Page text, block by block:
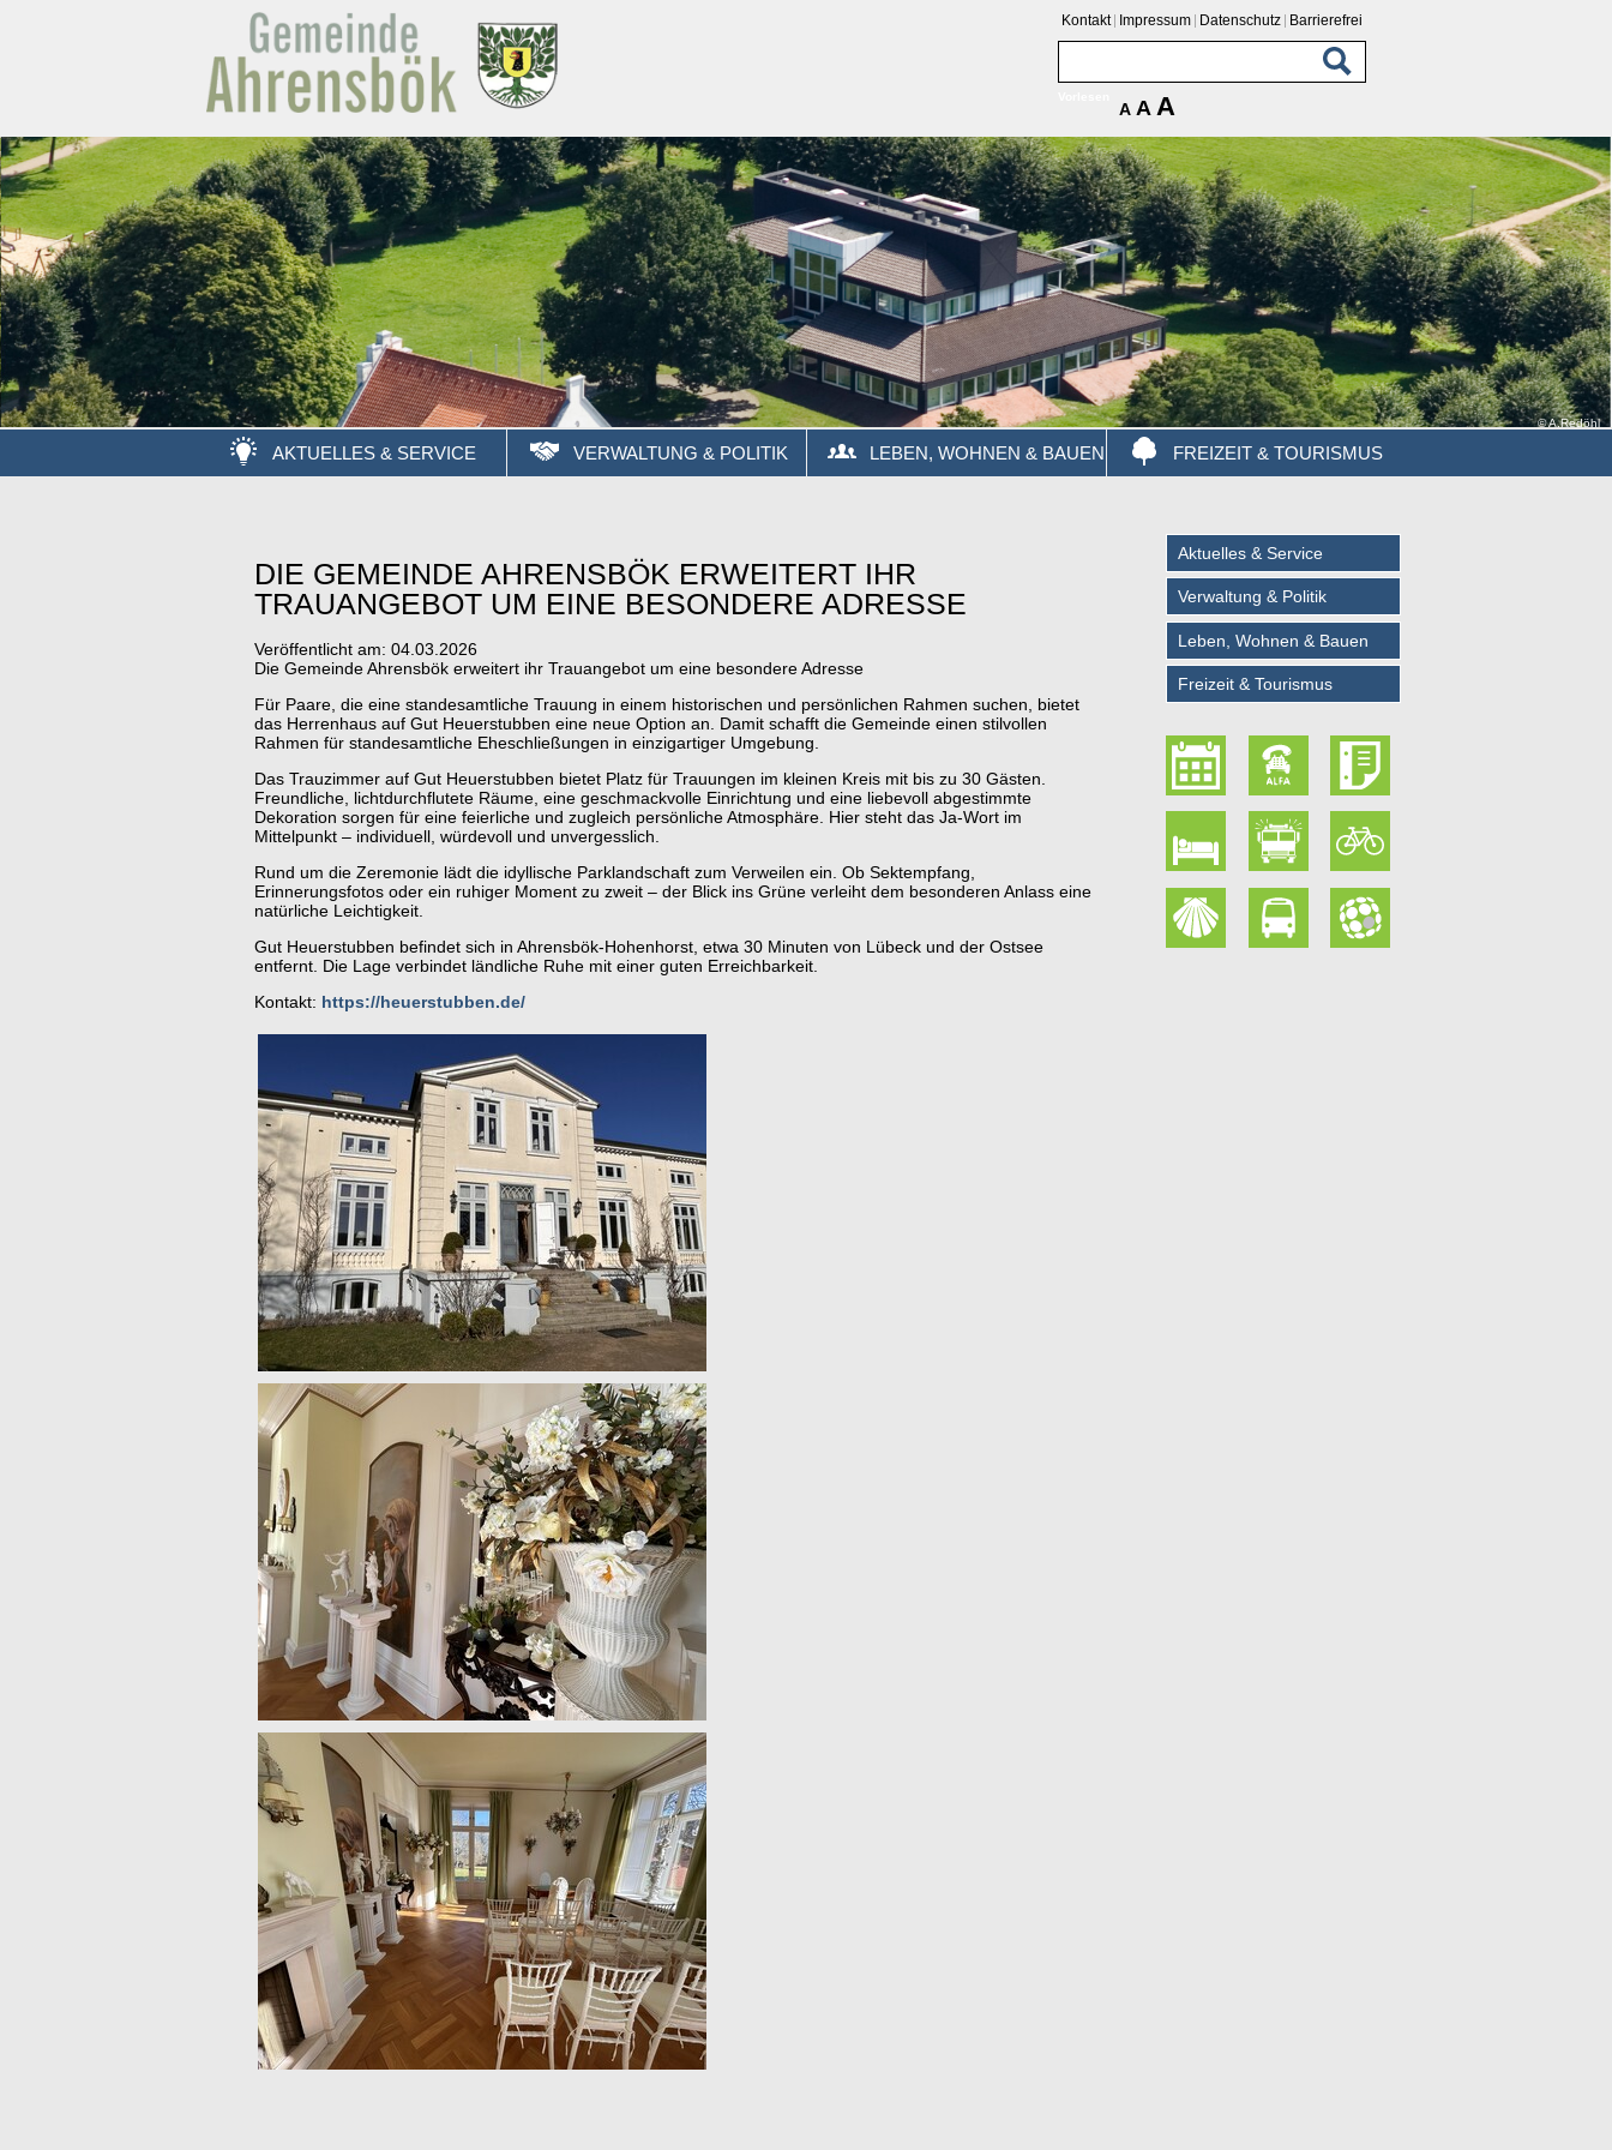
Kontakt Impressum Datenschutz Barrierefrei
A A A
© A.Redöhl
AKTUELLES & SERVICE VERWALTUNG & POLITIK LEBEN, WOHNEN & BAUEN FREIZEIT & TOURISMUS
DIE GEMEINDE AHRENSBÖK ERWEITERT IHR
TRAUANGEBOT UM EINE BESONDERE ADRESSE
Veröffentlicht am: 04.03.2026
Die Gemeinde Ahrensbök erweitert ihr Trauangebot um eine besondere Adresse
Für Paare, die eine standesamtliche Trauung in einem historischen und persönlichen Rahmen suchen, bietet
das Herrenhaus auf Gut Heuerstubben eine neue Option an. Damit schafft die Gemeinde einen stilvollen
Rahmen für standesamtliche Eheschließungen in einzigartiger Umgebung.
Das Trauzimmer auf Gut Heuerstubben bietet Platz für Trauungen im kleinen Kreis mit bis zu 30 Gästen.
Freundliche, lichtdurchflutete Räume, eine geschmackvolle Einrichtung und eine liebevoll abgestimmte
Dekoration sorgen für eine feierliche und zugleich persönliche Atmosphäre. Hier steht das Ja-Wort im
Mittelpunkt – individuell, würdevoll und unvergesslich.
Rund um die Zeremonie lädt die idyllische Parklandschaft zum Verweilen ein. Ob Sektempfang,
Erinnerungsfotos oder ein ruhiger Moment zu zweit – der Blick ins Grüne verleiht dem besonderen Anlass eine
natürliche Leichtigkeit.
Gut Heuerstubben befindet sich in Ahrensbök-Hohenhorst, etwa 30 Minuten von Lübeck und der Ostsee
entfernt. Die Lage verbindet ländliche Ruhe mit einer guten Erreichbarkeit.
Kontakt: https://heuerstubben.de/
Aktuelles & Service
Verwaltung & Politik
Leben, Wohnen & Bauen
Freizeit & Tourismus